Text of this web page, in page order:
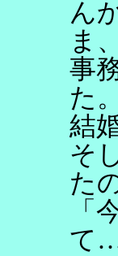
ん
ま
事
た
結
そ
た
「
て…